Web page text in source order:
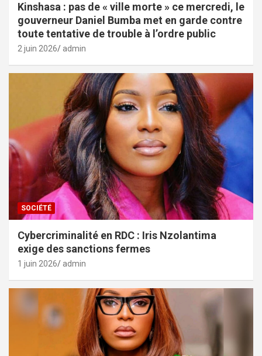
Kinshasa : pas de « ville morte » ce mercredi, le
gouverneur Daniel Bumba met en garde contre
toute tentative de trouble à l’ordre public
2 juin 2026 admin
SOCIÉTÉ
Cybercriminalité en RDC : Iris Nzolantima
exige des sanctions fermes
1 juin 2026 admin